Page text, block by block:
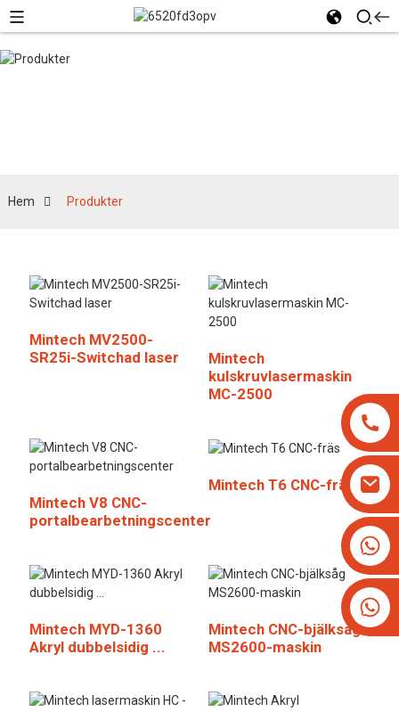
+16266628193
Hem Produkter
Mintech MV2500-
SR25i-Switchad laser
Mintech
kulskruvlasermaskin
MC-2500
Mintech V8 CNC-
portalbearbetningscenter
Mintech T6 CNC-fräs
Mintech MYD-1360
Akryl dubbelsidig ...
Mintech CNC-bjälksåg
MS2600-maskin